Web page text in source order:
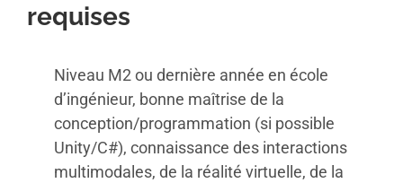
requises
Niveau M2 ou dernière année en école
d’ingénieur, bonne maîtrise de la
conception/programmation (si possible
Unity/C#), connaissance des interactions
multimodales, de la réalité virtuelle, de la